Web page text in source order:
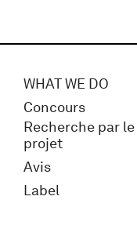
WHAT WE DO
Concours
Recherche par le
projet
Avis
Label